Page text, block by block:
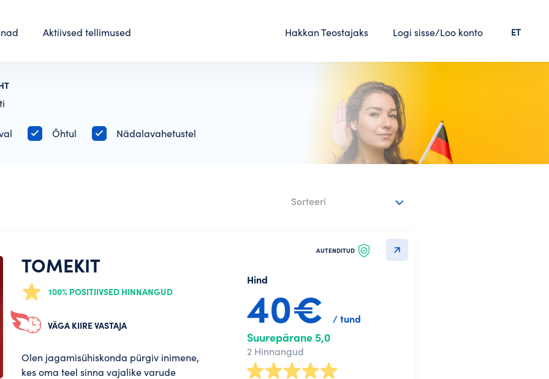
Aktiivsed tellimused Hakkan Teostajaks Logi sisse/Loo konto ET
Õhtul Nädalavahetustel
Sorteeri
AUTENDITUD
TOMEKIT
100% POSITIIVSED HINNANGUD
VÄGA KIIRE VASTAJA
Olen jagamisühiskonda pürgiv inimene,
kes oma teel sinna vajalike varude
Hind
40€ / tund
Suurepärane 5,0
2 Hinnangud